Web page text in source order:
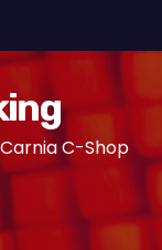
C-Shop